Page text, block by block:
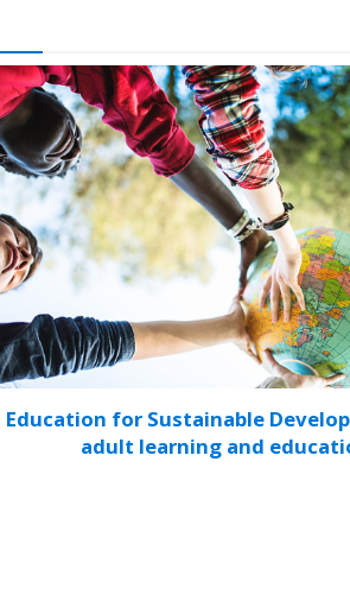
Education for Sustainable
adult learning and